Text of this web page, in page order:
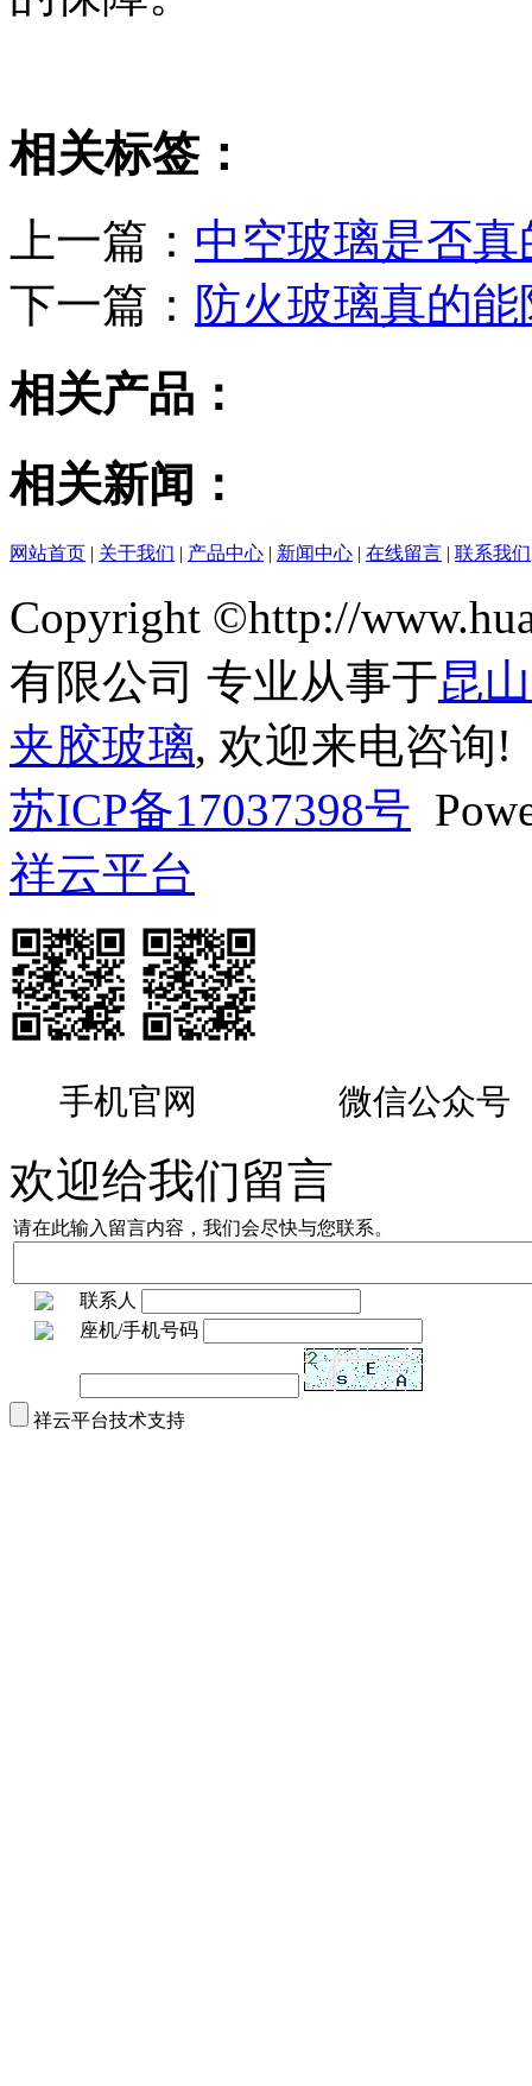
相关标签：
上一篇： 中空玻璃是否
下一篇： 防火玻璃真的
相关产品：
相关新闻：
网站首页 | 关于我们 | 产品中心 | 新闻中心 | 在线留言 | 联系我们
Copyright ©http://
有限公司 专业从事于昆
夹胶玻璃, 欢迎来电咨询!
苏ICP备17037398号
祥云平台
手机官网 微信公众号
欢迎给我们留言
请在此输入留言内容，我们会尽快与您联系。
联系人
座机/手机号码
祥云平台技术支持